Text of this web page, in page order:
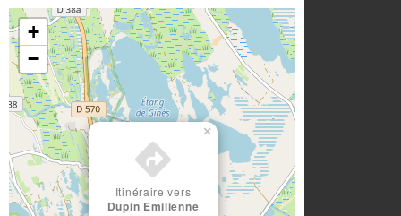
Itinéraire vers
Dupin Emilienne
×
+
−